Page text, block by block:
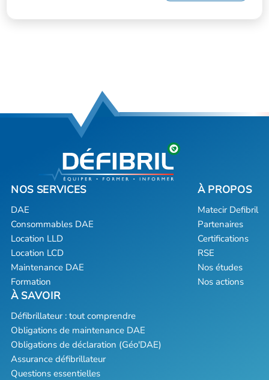
DAE
Consommables DAE
Location LLD
Location LCD
Maintenance DAE
Formation
Matecir Defibril
Partenaires
Certifications
RSE
Nos études
Nos actions
Défibrillateur : tout comprendre
Obligations de maintenance DAE
Obligations de déclaration (Géo'DAE)
Assurance défibrillateur
Questions essentielles